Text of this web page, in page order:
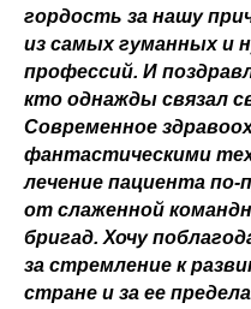
гордость за нашу
из самых гуманных и
профессий. И
кто однажды связал
Современное
фантастическими
лечение пациента по-
от слаженной
бригад. Хочу
за стремление к
стране и за ее